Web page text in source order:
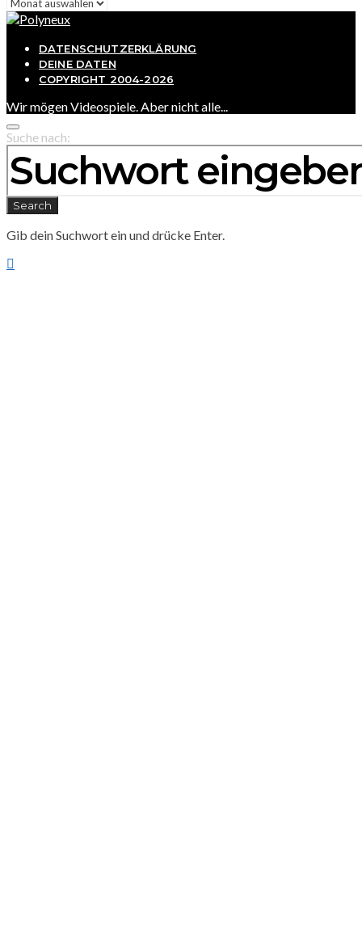
DATENSCHUTZERKLÄRUNG
DEINE DATEN
COPYRIGHT 2004-2026
Wir mögen Videospiele. Aber nicht alle...
Suche nach:
Search
Gib dein Suchwort ein und drücke Enter.